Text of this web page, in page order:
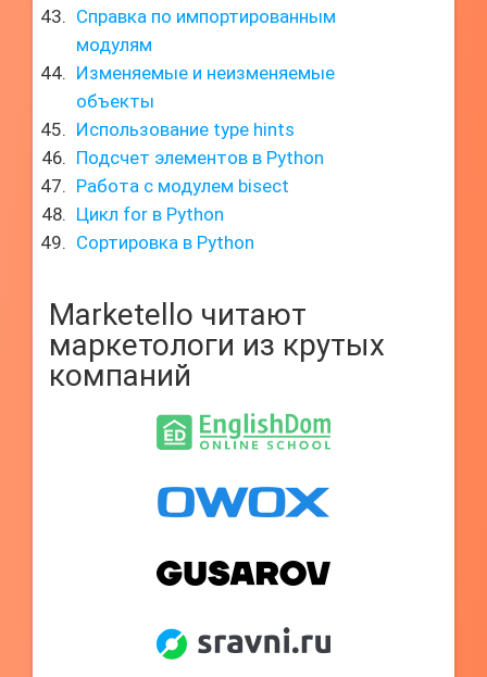
Справка по импортированным
модулям
Изменяемые и неизменяемые
объекты
Использование type hints
Подсчет элементов в Python
Работа с модулем bisect
Цикл for в Python
Сортировка в Python
Marketello читают
маркетологи из крутых
компаний